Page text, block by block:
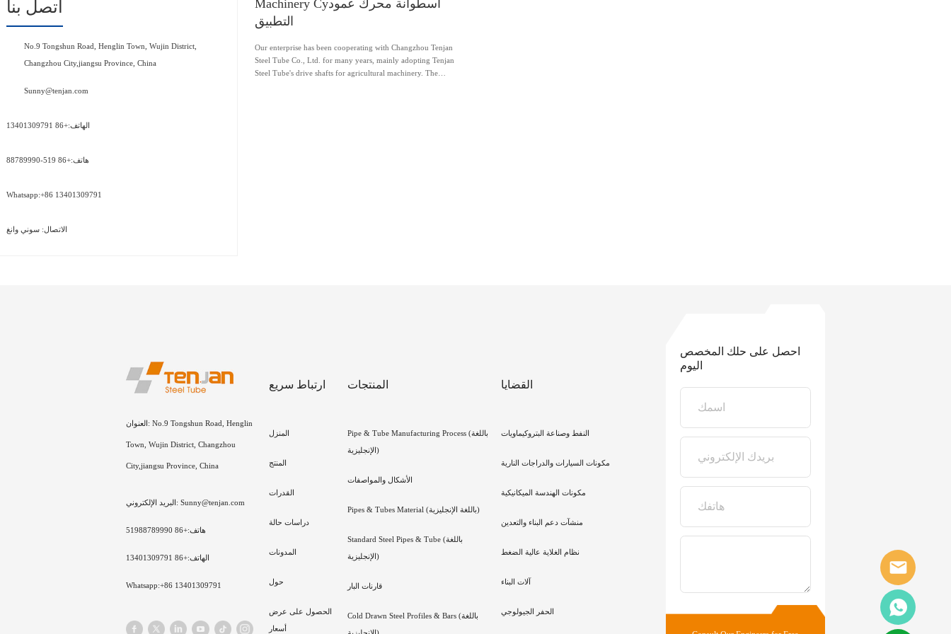
اتصل بنا
No.9 Tongshun Road, Henglin Town, Wujin District,
Changzhou City,jiangsu Province, China
Sunny@tenjan.com
الهاتف:+86 13401309791
هاتف:+86 519-88789990
Whatsapp:+86 13401309791
الاتصال: سوني وانغ
Machinery Cyأسطوانة محرك عمود
التطبيق
Our enterprise has been cooperating with Changzhou Tenjan
Steel Tube Co., Ltd. for many years, mainly adopting Tenjan
Steel Tube's drive shafts for agricultural machinery. The
العنوان: No.9 Tongshun Road, Henglin
Town, Wujin District, Changzhou
City,jiangsu Province, China
البريد الإلكتروني: Sunny@tenjan.com
هاتف:+86 51988789990
الهاتف:+86 13401309791
Whatsapp:+86 13401309791
ارتباط سريع
المنزل
المنتج
القدرات
دراسات حالة
المدونات
حول
الحصول على عرض
أسعار
المنتجات
Pipe & Tube Manufacturing Process (باللغة
الإنجليزية)
الأشكال والمواصفات
Pipes & Tubes Material (باللغة الإنجليزية)
Standard Steel Pipes & Tube (باللغة
الإنجليزية)
قارنات البار
Cold Drawn Steel Profiles & Bars (باللغة
الإنجليزية)
القضايا
النفط وصناعة البتروكيماويات
مكونات السيارات والدراجات النارية
مكونات الهندسة الميكانيكية
منشآت دعم البناء والتعدين
نظام الغلاية عالية الضغط
آلات البناء
الحفر الجيولوجي
احصل على حلك المخصص
اليوم